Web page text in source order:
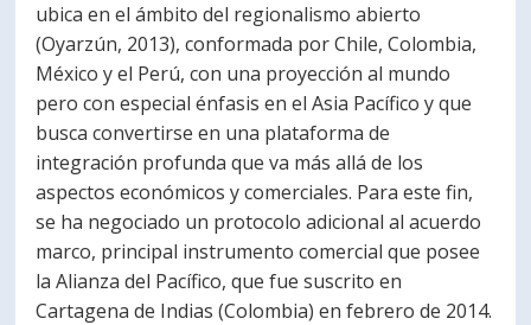
ubica en el ámbito del regionalismo abierto
(Oyarzún, 2013), conformada por Chile, Colombia,
México y el Perú, con una proyección al mundo
pero con especial énfasis en el Asia Pacífico y que
busca convertirse en una plataforma de
integración profunda que va más allá de los
aspectos económicos y comerciales. Para este fin,
se ha negociado un protocolo adicional al acuerdo
marco, principal instrumento comercial que posee
la Alianza del Pacífico, que fue suscrito en
Cartagena de Indias (Colombia) en febrero de 2014.